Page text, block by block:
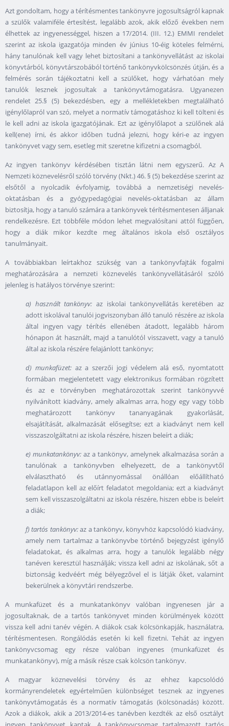
Azt gondoltam, hogy a térítésmentes tankönyvre jogosultságról kapnak
a szülők valamiféle értesítést, legalább azok, akik előző években nem
élhettek az ingyenességgel, hiszen a 17/2014. (III. 12.) EMMI rendelet
szerint az iskola igazgatója minden év június 10-éig köteles felmérni,
hány tanulónak kell vagy lehet biztosítani a tankönyvellátást az iskolai
könyvtárból, könyvtárszobából történő tankönyvkölcsönzés útján, és a
felmérés során tájékoztatni kell a szülőket, hogy várhatóan mely
tanulók lesznek jogosultak a tankönyvtámogatásra. Ugyanezen
rendelet 25.§ (5) bekezdésben, egy a mellékletekben megtalálható
igénylőlapról van szó, melyet a normatív támogatáshoz ki kell tölteni és
le kell adni az iskola igazgatójának. Ezt az igénylőlapot a szülőnek alá
kell(ene) írni, és akkor időben tudná jelezni, hogy kéri-e az ingyen
tankönyvet vagy sem, esetleg mit szeretne kifizetni a csomagból.
Az ingyen tankönyv kérdésében tisztán látni nem egyszerű. Az A
Nemzeti köznevelésről szóló törvény (Nkt.) 46. § (5) bekezdése szerint az
elsőtől a nyolcadik évfolyamig, továbbá a nemzetiségi nevelés-
oktatásban és a gyógypedagógiai nevelés-oktatásban az állam
biztosítja, hogy a tanuló számára a tankönyvek térítésmentesen álljanak
rendelkezésre. Ezt többféle módon lehet megvalósítani attól függően,
hogy a diák mikor kezdte meg általános iskola első osztályos
tanulmányait.
A továbbiakban leírtakhoz szükség van a tankönyvfajták fogalmi
meghatározására a nemzeti köznevelés tankönyvellátásáról szóló
jelenleg is hatályos törvénye szerint:
a) használt tankönyv:az iskolai tankönyvellátás keretében az
adott iskolával tanulói jogviszonyban álló tanuló részére az iskola
által ingyen vagy térítés ellenében átadott, legalább három
hónapon át használt, majd a tanulótól visszavett, vagy a tanuló
által az iskola részére felajánlott tankönyv;
d) munkafüzet: az a szerzői jogi védelem alá eső, nyomtatott
formában megjelentetett vagy elektronikus formában rögzített
és az e törvényben meghatározottak szerint tankönyvvé
nyilvánított kiadvány, amely alkalmas arra, hogy egy vagy több
meghatározott tankönyv tananyagának gyakorlását,
elsajátítását, alkalmazását elősegítse; ezt a kiadványt nem kell
visszaszolgáltatni az iskola részére, hiszen beleírt a diák;
e) munkatankönyv: az a tankönyv, amelynek alkalmazása során a
tanulónak a tankönyvben elhelyezett, de a tankönyvtől
elválasztható és utánnyomással önállóan előállítható
feladatlapon kell az előírt feladatot megoldania; ezt a kiadványt
sem kell visszaszolgáltatni az iskola részére, hiszen ebbe is beleírt
a diák;
f) tartós tankönyv:az a tankönyv, könyvhöz kapcsolódó kiadvány,
amely nem tartalmaz a tankönyvbe történő bejegyzést igénylő
feladatokat, és alkalmas arra, hogy a tanulók legalább négy
tanéven keresztül használják; vissza kell adni az iskolának, sőt a
biztonság kedvéért még bélyegzővel el is látják őket, valamint
bekerülnek a könyvtári rendszerbe.
A munkafüzet és a munkatankönyv valóban ingyenesen jár a
jogosultaknak, de a tartós tankönyvet minden körülmények között
vissza kell adni tanév végén. A diákok csak kölcsönkapják, használatra,
térítésmentesen. Rongálódás esetén ki kell fizetni. Tehát az ingyen
tankönyvcsomag egy része valóban ingyenes (munkafüzet és
munkatankönyv), míg a másik része csak kölcsön tankönyv.
A magyar köznevelési törvény és az ehhez kapcsolódó
kormányrendeletek egyértelműen különbséget tesznek az ingyenes
tankönyvtámogatás és a normatív támogatás (kölcsönadás) között.
Azok a diákok, akik a 2013/2014-es tanévben kezdték az első osztályt